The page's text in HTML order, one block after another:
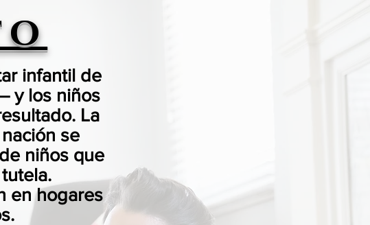
infantil de
y los niños
La
se
niños que
en hogares